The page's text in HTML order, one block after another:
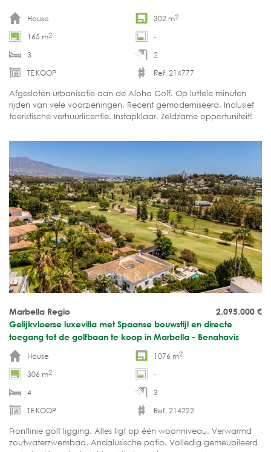
House 302 m2
165 m2
-
3
2
TE KOOP
Ref. 214777
Afgesloten urbanisatie aan de Aloha Golf. Op luttele minuten
rijden van vele voorzieningen. Recent gemoderniseerd. Inclusief
toeristische verhuurlicentie. Instapklaar. Zeldzame opportuniteit!
2.095.000 €
Marbella Regio
Gelijkvloerse luxevilla met Spaanse bouwstijl en directe
toegang tot de golfbaan te koop in Marbella - Benahavis
House
1076 m2
306 m2
-
4
3
TE KOOP
Ref. 214222
Frontlinie golf ligging. Alles ligt op één woonniveau. Verwarmd
zoutwaterzwembad. Andalusische patio. Volledig gemeubileerd